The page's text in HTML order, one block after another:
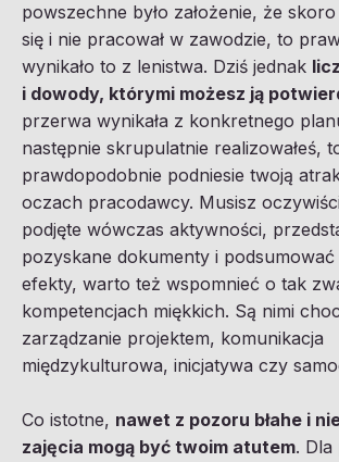
powszechne było założenie, że
się i nie pracował w zawodzie, to
wynikało to z lenistwa. Dziś jednak
i dowody, którymi możesz ją
przerwa wynikała z konkretnego
następnie skrupulatnie realizowałeś,
prawdopodobnie podniesie twoją
oczach pracodawcy. Musisz
podjęte wówczas aktywności,
pozyskane dokumenty i podsumować
efekty, warto też wspomnieć o tak
kompetencjach miękkich. Są nimi
zarządzanie projektem, komunikacja
międzykulturowa, inicjatywa czy
Co istotne, nawet z pozoru błahe i
zajęcia mogą być twoim atutem. Dla